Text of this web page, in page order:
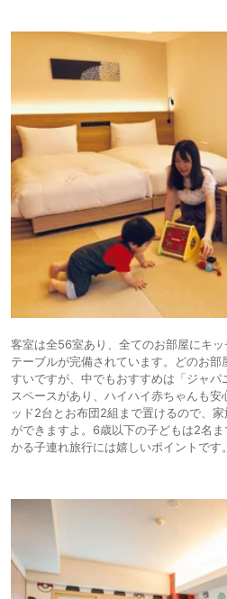
客室は全56室あり、全てのお部屋にキ
テーブルが完備されています。どのお
すいですが、中でもおすすめは「ジャ
スペースがあり、ハイハイ赤ちゃんも
ッド2台とお布団2組まで置けるので、
ができますよ。6歳以下の子どもは2名
かる子連れ旅行には嬉しいポイントです。